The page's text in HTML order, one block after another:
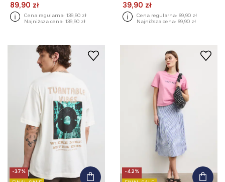
89,90 zł
Cena regularna: 139,90 zł
Najniższa cena: 139,90 zł
39,90 zł
Cena regularna: 69,90 zł
Najniższa cena: 69,90 zł
-37%
-42%